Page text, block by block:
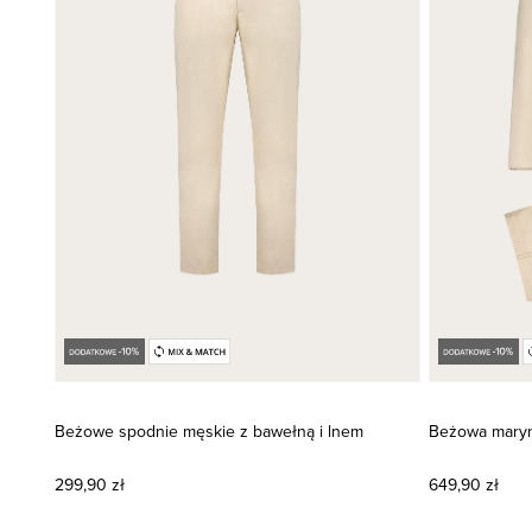
Beżowe spodnie męskie z bawełną i lnem
299,90 zł
Beżowa
649,90 zł